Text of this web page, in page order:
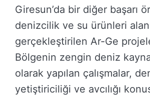
Giresun’da bir diğer başarı
denizcilik ve su ürünleri
gerçekleştirilen Ar-Ge
Bölgenin zengin deniz
olarak yapılan çalışmalar,
yetiştiriciliği ve avcılığı